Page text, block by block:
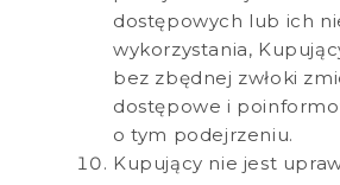
dostępowych lub ich
wykorzystania,
bez zbędnej zwłoki
dostępowe i
o tym podejrzeniu.
Kupujący nie jest